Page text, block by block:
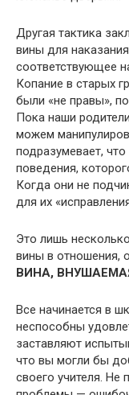
Другая тактика
вины для
соответствующее
Копание в старых
были «не правы»,
Пока наши
можем
подразумевает,
поведения,
Когда они не
для их
Это лишь
вины в отношения,
ВИНА,
Все начинается в
неспособны
заставляют
что вы могли бы
своего учителя. Не